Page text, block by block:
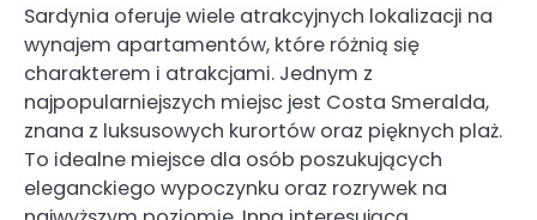
Sardynia oferuje wiele atrakcyjnych lokalizacji na
wynajem apartamentów, które różnią się
charakterem i atrakcjami. Jednym z
najpopularniejszych miejsc jest Costa Smeralda,
znana z luksusowych kurortów oraz pięknych plaż.
To idealne miejsce dla osób poszukujących
eleganckiego wypoczynku oraz rozrywek na